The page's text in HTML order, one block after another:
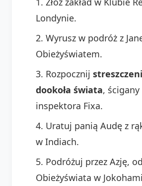
Londynie.
Wyrusz w podróż z
Obieżyświatem.
Rozpocznij
dookoła świata, ścigany
inspektora Fixa.
Uratuj panią Audę z
w Indiach.
Podróżuj przez Azję,
Obieżyświata w